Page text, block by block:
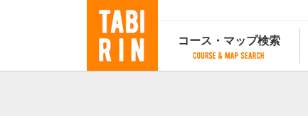
コース・マップ検索